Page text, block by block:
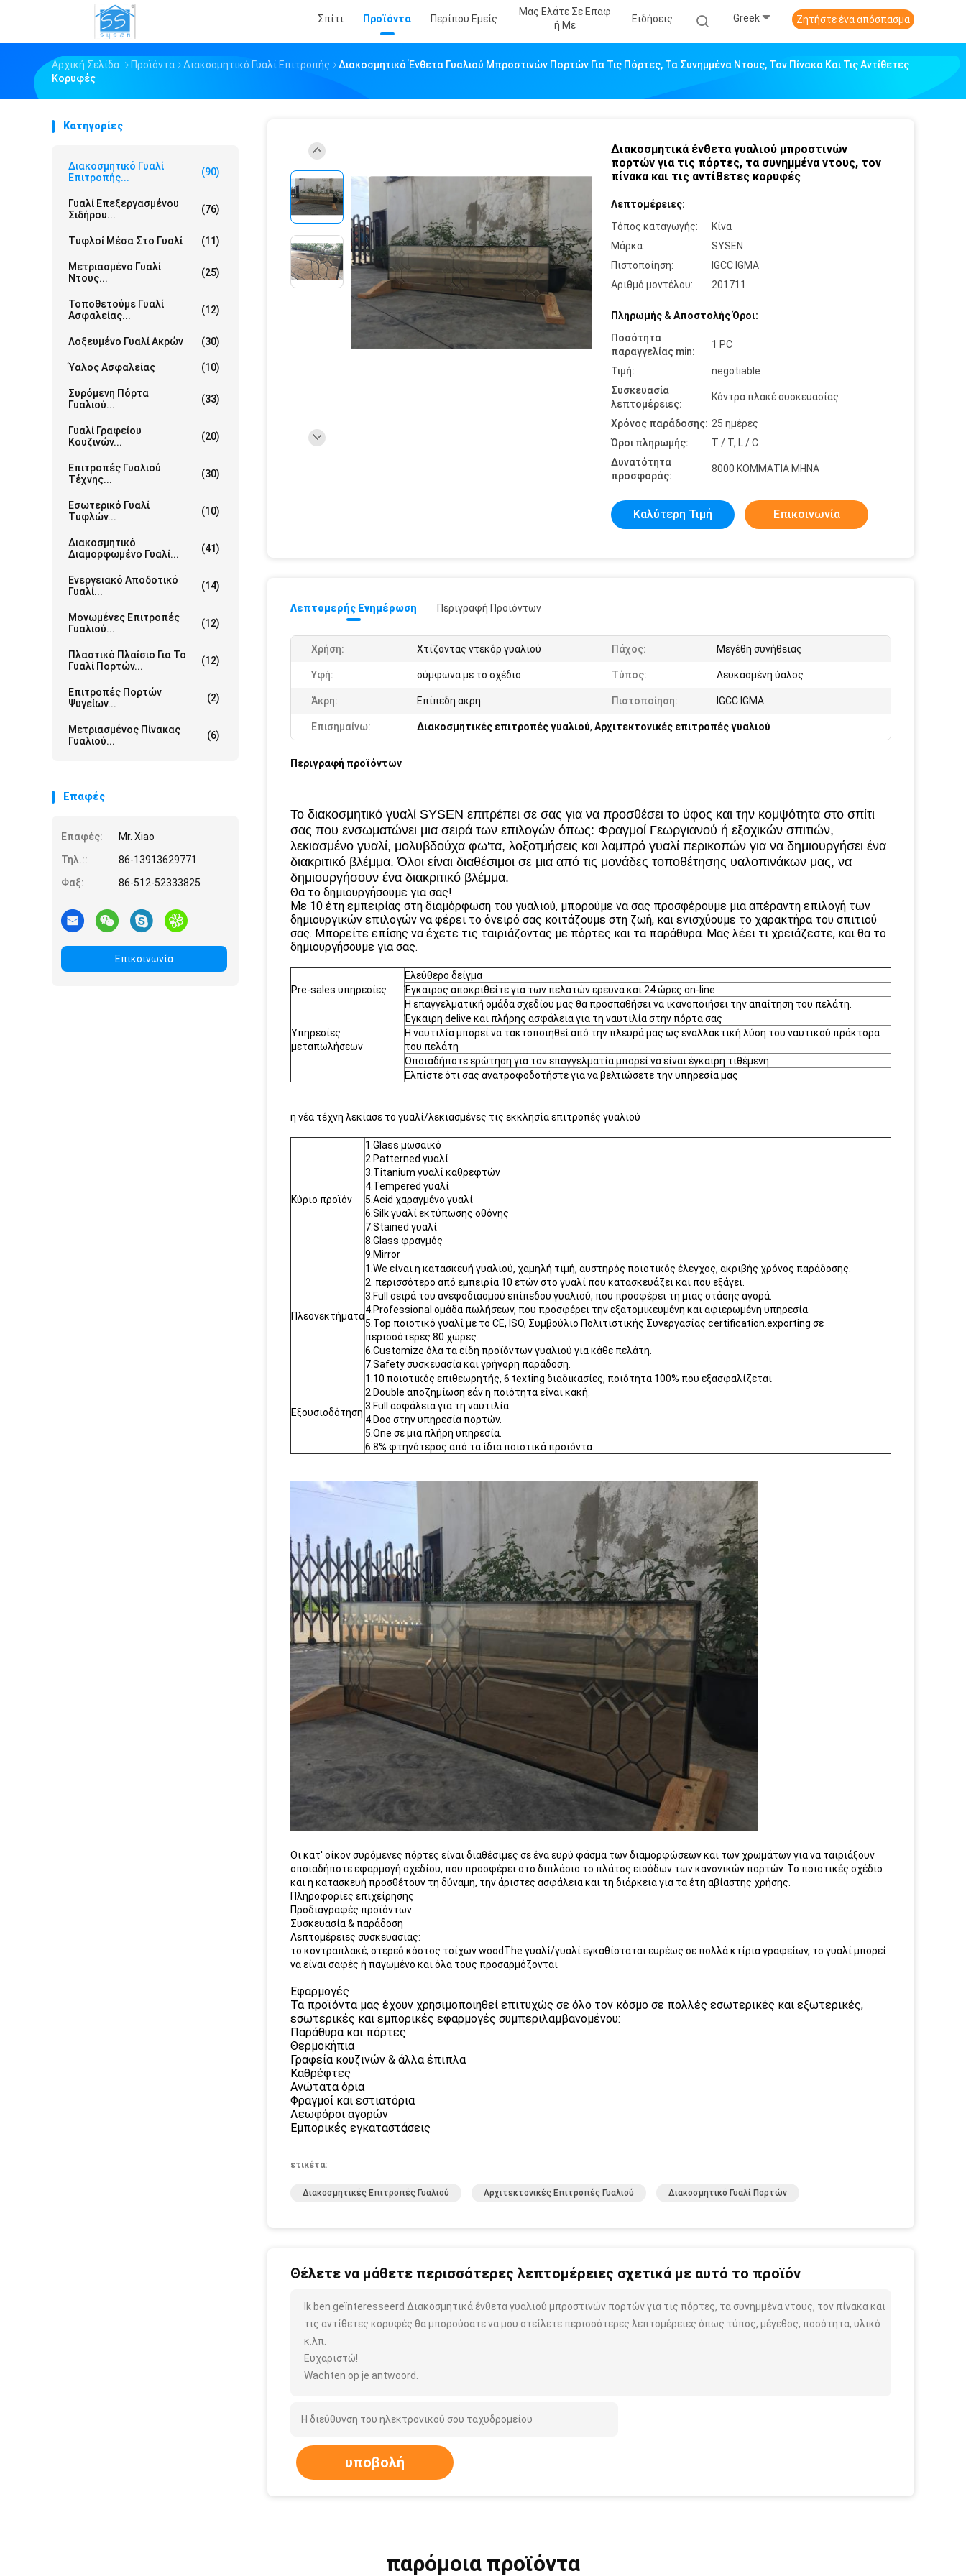
Σπίτι Προϊόντα Περίπου Εμείς
Μας Ελάτε Σε Επαφ
Ή Με
Ειδήσεις Greek Ζητήστε ένα απόσπασμα
Αρχική Σελίδα Προϊόντα Διακοσμητικό Γυαλί Επιτροπής
Διακοσμητικά Ένθετα Γυαλιού Μπροστινών Πορτών Για Τις Πόρτες, Τα Συνημμένα Ντους, Τον Πίνακα Και Τις Αντίθετες
Κορυφές
Κατηγορίες
Διακοσμητικό Γυαλί
Επιτροπής...
(90)
Γυαλί Επεξεργασμένου
Σιδήρου...
(76)
Τυφλοί Μέσα Στο Γυαλί (11)
Μετριασμένο Γυαλί
Ντους...
(25)
Τοποθετούμε Γυαλί
Ασφαλείας...
(12)
Λοξευμένο Γυαλί Ακρών (30)
Ύαλος Ασφαλείας (10)
Συρόμενη Πόρτα
Γυαλιού...
(33)
Γυαλί Γραφείου
Κουζινών...
(20)
Επιτροπές Γυαλιού
Τέχνης...
(30)
Εσωτερικό Γυαλί
Τυφλών...
(10)
Διακοσμητικό
Διαμορφωμένο Γυαλί...
(41)
Ενεργειακό Αποδοτικό
Γυαλί...
(14)
Μονωμένες Επιτροπές
Γυαλιού...
(12)
Πλαστικό Πλαίσιο Για Το
Γυαλί Πορτών...
(12)
Επιτροπές Πορτών
Ψυγείων...
(2)
Μετριασμένος Πίνακας
Γυαλιού...
(6)
Επαφές
Επαφές:
Mr. Xiao
Τηλ.::
86-13913629771
Φαξ:
86-512-52333825
Επικοινωνία
Διακοσμητικά ένθετα γυαλιού μπροστινών
πορτών για τις πόρτες, τα συνημμένα ντους, τον
πίνακα και τις αντίθετες κορυφές
Λεπτομέρειες:
Τόπος καταγωγής:
Κίνα
Μάρκα:
SYSEN
Πιστοποίηση:
IGCC IGMA
Αριθμό μοντέλου:
201711
Πληρωμής & Αποστολής Όροι:
Ποσότητα
παραγγελίας min:
1 PC
Τιμή:
negotiable
Συσκευασία
λεπτομέρειες:
Κόντρα πλακέ συσκευασίας
Χρόνος παράδοσης: 25 ημέρες
Όροι πληρωμής:
T / T, L / C
Δυνατότητα
προσφοράς:
8000 ΚΟΜΜΑΤΙΑ ΜΗΝΑ
Καλύτερη Τιμή Επικοινωνία
Λεπτομερής Ενημέρωση Περιγραφή Προϊόντων
Χρήση: Χτίζοντας ντεκόρ γυαλιού Πάχος: Μεγέθη συνήθειας
Υφή: σύμφωνα με το σχέδιο Τύπος: Λευκασμένη ύαλος
Άκρη: Επίπεδη άκρη Πιστοποίηση: IGCC IGMA
Επισημαίνω: Διακοσμητικές επιτροπές γυαλιού, Αρχιτεκτονικές επιτροπές γυαλιού
Περιγραφή προϊόντων
Το διακοσμητικό γυαλί SYSEN επιτρέπει σε σας για να προσθέσει το ύφος και την κομψότητα στο σπίτι
σας που ενσωματώνει μια σειρά των επιλογών όπως: Φραγμοί Γεωργιανού ή εξοχικών σπιτιών,
λεκιασμένο γυαλί, μολυβδούχα φω'τα, λοξοτμήσεις και λαμπρό γυαλί περικοπών για να δημιουργήσει ένα
διακριτικό βλέμμα. Όλοι είναι διαθέσιμοι σε μια από τις μονάδες τοποθέτησης υαλοπινάκων μας, να
δημιουργήσουν ένα διακριτικό βλέμμα.
Θα το δημιουργήσουμε για σας!
Με 10 έτη εμπειρίας στη διαμόρφωση του γυαλιού, μπορούμε να σας προσφέρουμε μια απέραντη επιλογή των
δημιουργικών επιλογών να φέρει το όνειρό σας κοιτάζουμε στη ζωή, και ενισχύουμε το χαρακτήρα του σπιτιού
σας. Μπορείτε επίσης να έχετε τις ταιριάζοντας με πόρτες και τα παράθυρα. Μας λέει τι χρειάζεστε, και θα το
δημιουργήσουμε για σας.
Pre-sales υπηρεσίες
Ελεύθερο δείγμα
Έγκαιρος αποκριθείτε για των πελατών ερευνά και 24 ώρες on-line
Η επαγγελματική ομάδα σχεδίου μας θα προσπαθήσει να ικανοποιήσει την απαίτηση του πελάτη.
Υπηρεσίες
μεταπωλήσεων
Έγκαιρη delive και πλήρης ασφάλεια για τη ναυτιλία στην πόρτα σας
Η ναυτιλία μπορεί να τακτοποιηθεί από την πλευρά μας ως εναλλακτική λύση του ναυτικού πράκτορα
του πελάτη
Οποιαδήποτε ερώτηση για τον επαγγελματία μπορεί να είναι έγκαιρη τιθέμενη
Ελπίστε ότι σας ανατροφοδοτήστε για να βελτιώσετε την υπηρεσία μας
η νέα τέχνη λεκίασε το γυαλί/λεκιασμένες τις εκκλησία επιτροπές γυαλιού
Κύριο προϊόν
1.Glass μωσαϊκό
2.Patterned γυαλί
3.Titanium γυαλί καθρεφτών
4.Tempered γυαλί
5.Acid χαραγμένο γυαλί
6.Silk γυαλί εκτύπωσης οθόνης
7.Stained γυαλί
8.Glass φραγμός
9.Mirror
Πλεονεκτήματα
1.We είναι η κατασκευή γυαλιού, χαμηλή τιμή, αυστηρός ποιοτικός έλεγχος, ακριβής χρόνος παράδοσης.
2. περισσότερο από εμπειρία 10 ετών στο γυαλί που κατασκευάζει και που εξάγει.
3.Full σειρά του ανεφοδιασμού επίπεδου γυαλιού, που προσφέρει τη μιας στάσης αγορά.
4.Professional ομάδα πωλήσεων, που προσφέρει την εξατομικευμένη και αφιερωμένη υπηρεσία.
5.Top ποιοτικό γυαλί με το CE, ISO, Συμβούλιο Πολιτιστικής Συνεργασίας certification.exporting σε
περισσότερες 80 χώρες.
6.Customize όλα τα είδη προϊόντων γυαλιού για κάθε πελάτη.
7.Safety συσκευασία και γρήγορη παράδοση.
Εξουσιοδότηση
1.10 ποιοτικός επιθεωρητής, 6 texting διαδικασίες, ποιότητα 100% που εξασφαλίζεται
2.Double αποζημίωση εάν η ποιότητα είναι κακή.
3.Full ασφάλεια για τη ναυτιλία.
4.Doo στην υπηρεσία πορτών.
5.One σε μια πλήρη υπηρεσία.
6.8% φτηνότερος από τα ίδια ποιοτικά προϊόντα.
Οι κατ' οίκον συρόμενες πόρτες είναι διαθέσιμες σε ένα ευρύ φάσμα των διαμορφώσεων και των χρωμάτων για να ταιριάξουν
οποιαδήποτε εφαρμογή σχεδίου, που προσφέρει στο διπλάσιο το πλάτος εισόδων των κανονικών πορτών. Το ποιοτικές σχέδιο
και η κατασκευή προσθέτουν τη δύναμη, την άριστες ασφάλεια και τη διάρκεια για τα έτη αβίαστης χρήσης.
Πληροφορίες επιχείρησης
Προδιαγραφές προϊόντων:
Συσκευασία & παράδοση
Λεπτομέρειες συσκευασίας:
το κοντραπλακέ, στερεό κόστος τοίχων woodThe γυαλί/γυαλί εγκαθίσταται ευρέως σε πολλά κτίρια γραφείων, το γυαλί μπορεί
να είναι σαφές ή παγωμένο και όλα τους προσαρμόζονται
Εφαρμογές
Τα προϊόντα μας έχουν χρησιμοποιηθεί επιτυχώς σε όλο τον κόσμο σε πολλές εσωτερικές και εξωτερικές,
εσωτερικές και εμπορικές εφαρμογές συμπεριλαμβανομένου:
Παράθυρα και πόρτες
Θερμοκήπια
Γραφεία κουζινών & άλλα έπιπλα
Καθρέφτες
Ανώτατα όρια
Φραγμοί και εστιατόρια
Λεωφόροι αγορών
Εμπορικές εγκαταστάσεις
ετικέτα:
Διακοσμητικές Επιτροπές Γυαλιού Αρχιτεκτονικές Επιτροπές Γυαλιού Διακοσμητικό Γυαλί Πορτών
Θέλετε να μάθετε περισσότερες λεπτομέρειες σχετικά με αυτό το προϊόν
Ik ben geïnteresseerd Διακοσμητικά ένθετα γυαλιού μπροστινών πορτών για τις πόρτες, τα συνημμένα ντους, τον πίνακα και
τις αντίθετες κορυφές θα μπορούσατε να μου στείλετε περισσότερες λεπτομέρειες όπως τύπος, μέγεθος, ποσότητα, υλικό
κ.λπ.
Ευχαριστώ!
Wachten op je antwoord.
υποβολή
παρόμοια προϊόντα